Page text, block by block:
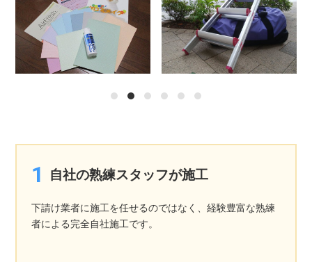
1 2 3 4 5
自社の熟練スタッフが施工
下請け業者に施工を任せるのではなく、経験豊富な熟練
者による完全自社施工です。